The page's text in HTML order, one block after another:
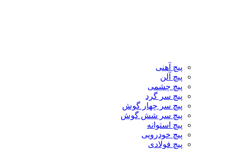
پیچ آهنی
پیچ آلن
پیچ چشمی
پیچ سر گرد
پیچ سر چهار گوش
پیچ سر شش گوش
پیچ استوانه
پیچ خودرویی
پیچ فولادی